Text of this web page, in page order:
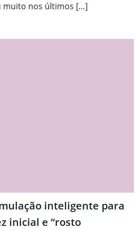
muito nos últimos […]
inteligente para
inicial e “rosto